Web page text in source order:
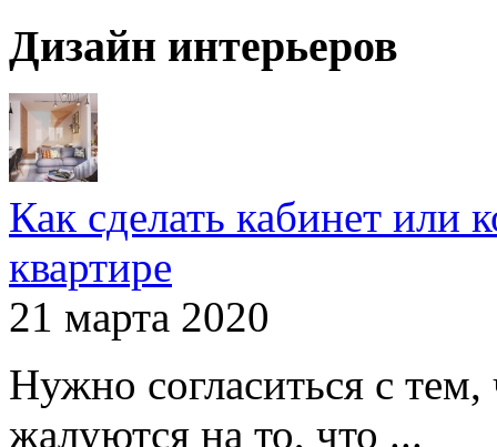
Дизайн интерьеров
Как сделать кабинет или
квартире
21 марта 2020
Нужно согласиться с
жалуются на то, что ...